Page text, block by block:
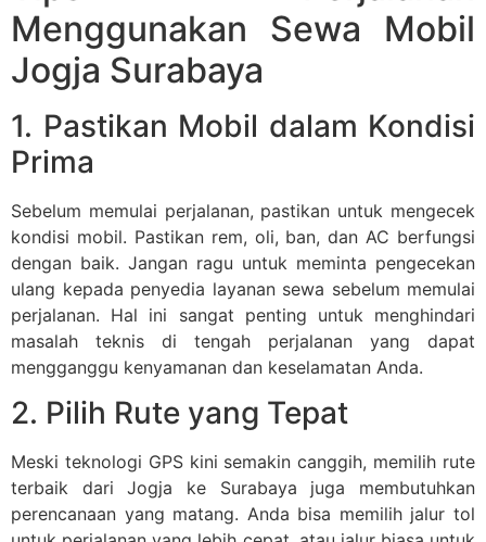
Menggunakan Sewa Mobil
Jogja Surabaya
1. Pastikan Mobil dalam Kondisi
Prima
Sebelum memulai perjalanan, pastikan untuk mengecek
kondisi mobil. Pastikan rem, oli, ban, dan AC berfungsi
dengan baik. Jangan ragu untuk meminta pengecekan
ulang kepada penyedia layanan sewa sebelum memulai
perjalanan. Hal ini sangat penting untuk menghindari
masalah teknis di tengah perjalanan yang dapat
mengganggu kenyamanan dan keselamatan Anda.
2. Pilih Rute yang Tepat
Meski teknologi GPS kini semakin canggih, memilih rute
terbaik dari Jogja ke Surabaya juga membutuhkan
perencanaan yang matang. Anda bisa memilih jalur tol